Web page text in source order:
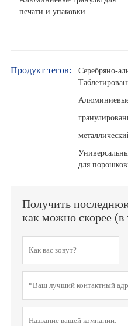
печати и упаковки
Продукт тегов:
Серебряно-
для
Получить
как можно скорее (в